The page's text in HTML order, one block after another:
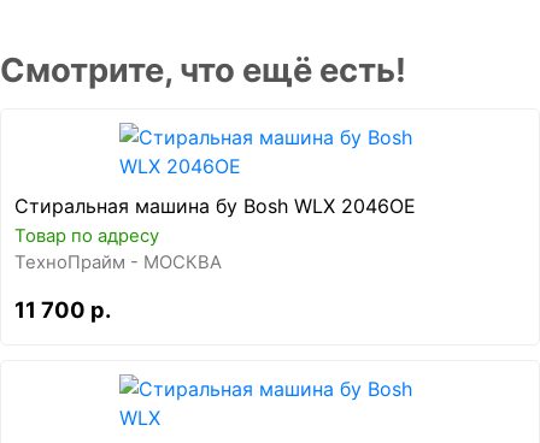
Смотрите, что ещё есть!
Стиральная машина бу Bosh WLX 2046OE
Товар по адресу
ТехноПрайм - МОСКВА
11 700 р.